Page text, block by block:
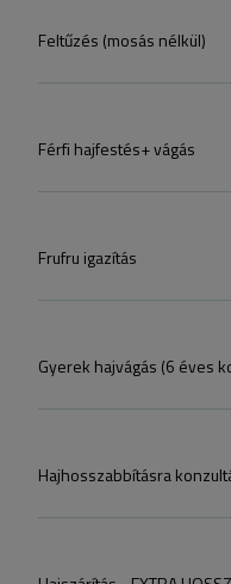
Feltűzés (mosás nélkül)
Férfi h​ajfestés​+ vágás
Frufru igazítás
Gyerek hajvágás (6 éves
Hajhosszabbításra